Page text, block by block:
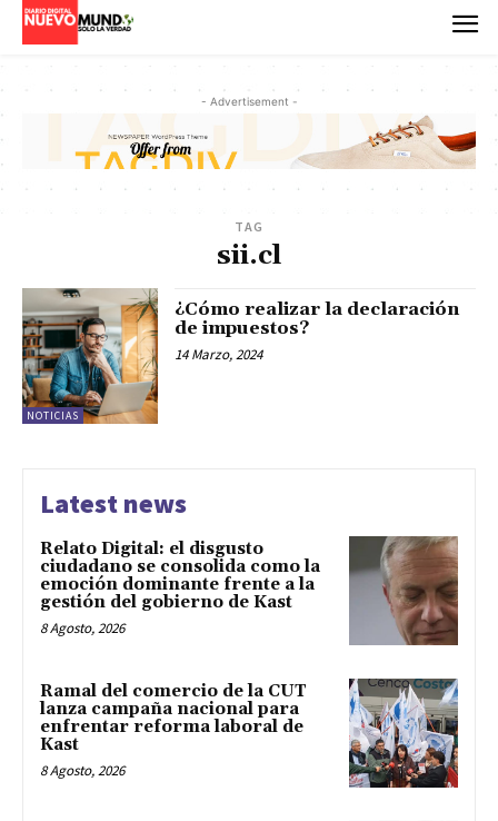
- Advertisement -
TAG
sii.cl
NOTICIAS
¿Cómo realizar la declaración
de impuestos?
14 Marzo, 2024
Latest news
Relato Digital: el disgusto
ciudadano se consolida como la
emoción dominante frente a la
gestión del gobierno de Kast
8 Agosto, 2026
Ramal del comercio de la CUT
lanza campaña nacional para
enfrentar reforma laboral de
Kast
8 Agosto, 2026